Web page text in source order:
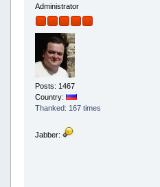
Administrator
Posts: 1467
Country:
Thanked: 167 times
Jabber: